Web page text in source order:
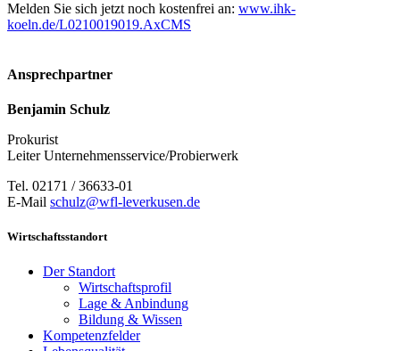
Melden Sie sich jetzt noch kostenfrei an: www.ihk-
koeln.de/L0210019019.AxCMS
Ansprechpartner
Benjamin Schulz
Prokurist
Leiter Unternehmensservice/Probierwerk
Tel. 02171 / 36633-01
E-Mail schulz@wfl-leverkusen.de
Wirtschaftsstandort
Der Standort
Wirtschaftsprofil
Lage & Anbindung
Bildung & Wissen
Kompetenzfelder